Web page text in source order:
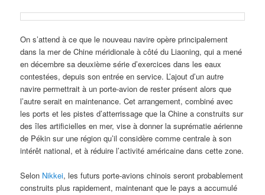
On s’attend à ce que le nouveau navire opère principalement
dans la mer de Chine méridionale à côté du Liaoning, qui a mené
en décembre sa deuxième série d’exercices dans les eaux
contestées, depuis son entrée en service. L’ajout d’un autre
navire permettrait à un porte-avion de rester présent alors que
l’autre serait en maintenance. Cet arrangement, combiné avec
les ports et les pistes d’atterrissage que la Chine a construits sur
des îles artificielles en mer, vise à donner la suprématie aérienne
de Pékin sur une région qu’il considère comme centrale à son
intérêt national, et à réduire l’activité américaine dans cette zone.
Selon Nikkei, les futurs porte-avions chinois seront probablement
construits plus rapidement, maintenant que le pays a accumulé